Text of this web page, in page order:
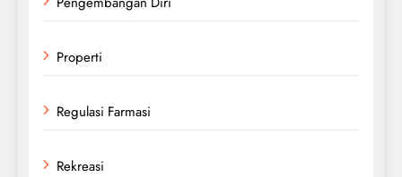
Properti
Regulasi Farmasi
Rekreasi